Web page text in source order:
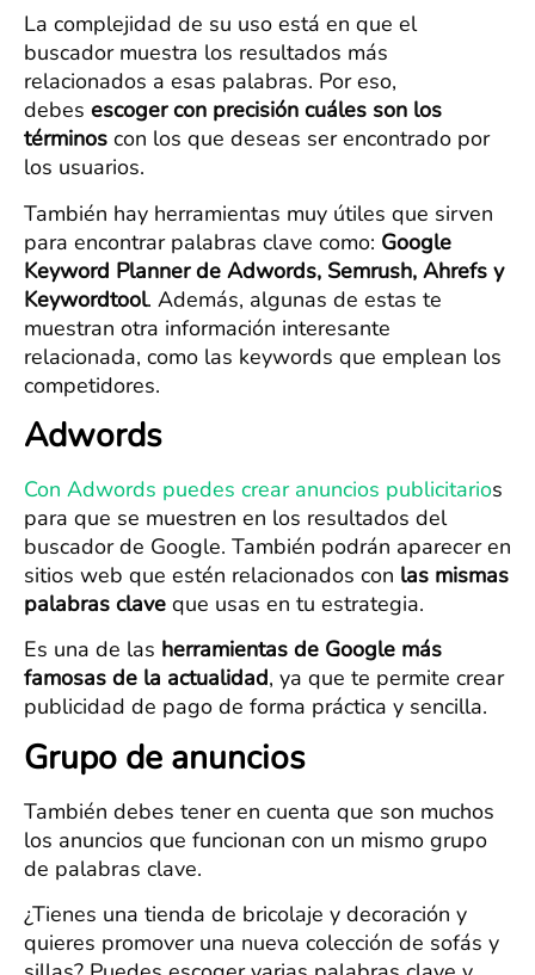
La complejidad de su uso está en que el
buscador muestra los resultados más
relacionados a esas palabras. Por eso,
debes escoger con precisión cuáles son los
términos con los que deseas ser encontrado por
los usuarios.
También hay herramientas muy útiles que sirven
para encontrar palabras clave como: Google
Keyword Planner de Adwords, Semrush, Ahrefs y
Keywordtool. Además, algunas de estas te
muestran otra información interesante
relacionada, como las keywords que emplean los
competidores.
Adwords
Con Adwords puedes crear anuncios publicitarios
para que se muestren en los resultados del
buscador de Google. También podrán aparecer en
sitios web que estén relacionados con las mismas
palabras clave que usas en tu estrategia.
Es una de las herramientas de Google más
famosas de la actualidad, ya que te permite crear
publicidad de pago de forma práctica y sencilla.
Grupo de anuncios
También debes tener en cuenta que son muchos
los anuncios que funcionan con un mismo grupo
de palabras clave.
¿Tienes una tienda de bricolaje y decoración y
quieres promover una nueva colección de sofás y